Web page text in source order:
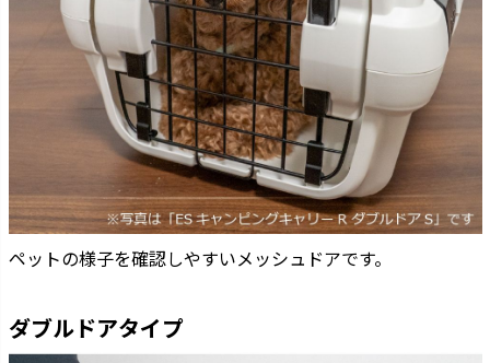
ペットの様子を確認しやすいメッシュドアです。
ダブルドアタイプ